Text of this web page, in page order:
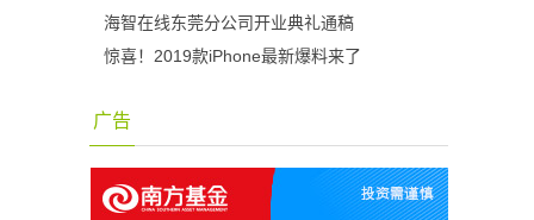
海智在线东莞分公司开业典礼通稿
惊喜！2019款iPhone最新爆料来了
广告